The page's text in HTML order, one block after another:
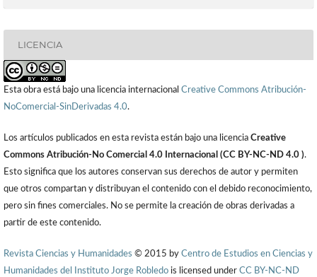
LICENCIA
Esta obra está bajo una licencia internacional Creative Commons Atribución-
NoComercial-SinDerivadas 4.0.
Los artículos publicados en esta revista están bajo una licencia Creative
Commons Atribución-No Comercial 4.0 Internacional (CC BY-NC-ND 4.0 ).
Esto significa que los autores conservan sus derechos de autor y permiten
que otros compartan y distribuyan el contenido con el debido reconocimiento,
pero sin fines comerciales. No se permite la creación de obras derivadas a
partir de este contenido.
Revista Ciencias y Humanidades © 2015 by Centro de Estudios en Ciencias y
Humanidades del Instituto Jorge Robledo is licensed under CC BY-NC-ND